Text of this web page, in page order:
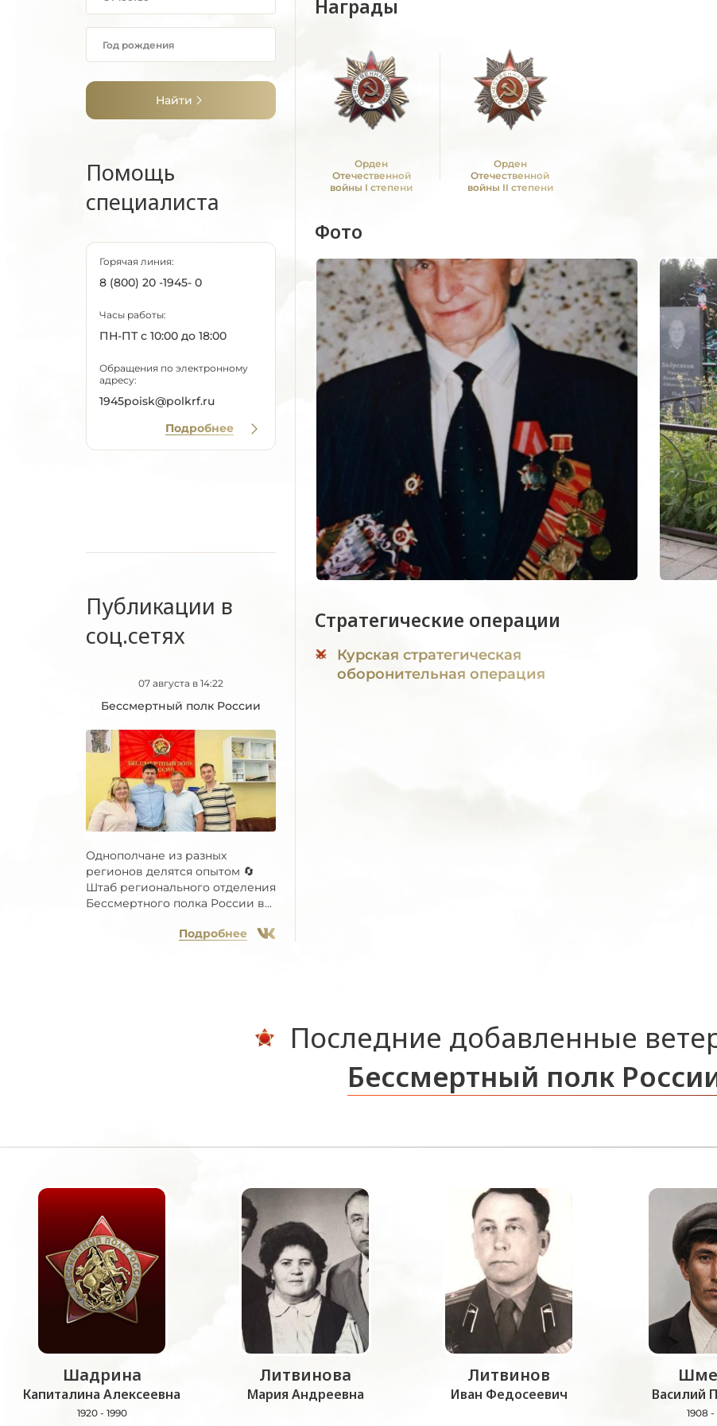
Найти
Помощь
специалиста
Горячая линия:
8 (800) 20 -1945- 0
Часы работы:
ПН-ПТ с 10:00 до 18:00
Обращения по электронному
адресу:
1945poisk@polkrf.ru
Подробнее
Публикации в
соц.сетях
07 августа в 14:22
Бессмертный полк России
Однополчане из разных
регионов делятся опытом 🔄
Штаб регионального отделения
Бессмертного полка России в...
Подробнее
Награды
Орден
Отечественной
войны I степени
Орден
Отечественной
войны II степени
Фото
Стратегические операции
Курская стратегическая
оборонительная операция
Последние добавленные
Бессмертный полк
Шадрина
Капиталина Алексеевна
1920 - 1990
Литвинова
Мария Андреевна
Литвинов
Иван Федосеевич Василий
1908 -